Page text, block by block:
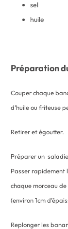
sel
huile
Préparation
Couper chaque
d’huile ou friteuse
Retirer et égoutter.
Préparer un
Passer rapidement
chaque morceau
(environ 1cm
Replonger les